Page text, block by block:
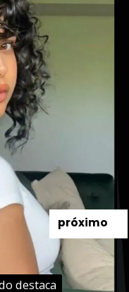
destaca
destaca
próximo